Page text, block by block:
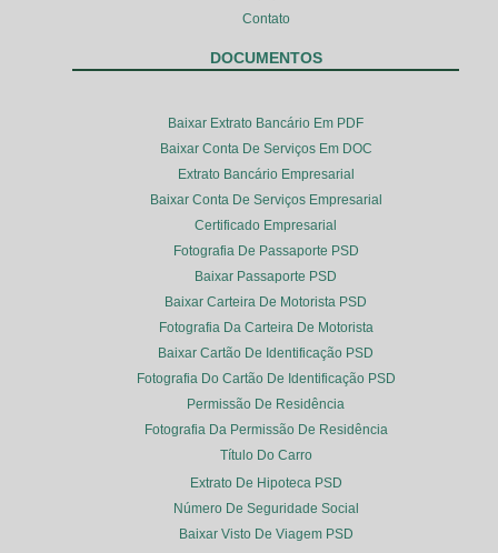
Contato
DOCUMENTOS
Baixar Extrato Bancário Em PDF
Baixar Conta De Serviços Em DOC
Extrato Bancário Empresarial
Baixar Conta De Serviços Empresarial
Certificado Empresarial
Fotografia De Passaporte PSD
Baixar Passaporte PSD
Baixar Carteira De Motorista PSD
Fotografia Da Carteira De Motorista
Baixar Cartão De Identificação PSD
Fotografia Do Cartão De Identificação PSD
Permissão De Residência
Fotografia Da Permissão De Residência
Título Do Carro
Extrato De Hipoteca PSD
Número De Seguridade Social
Baixar Visto De Viagem PSD